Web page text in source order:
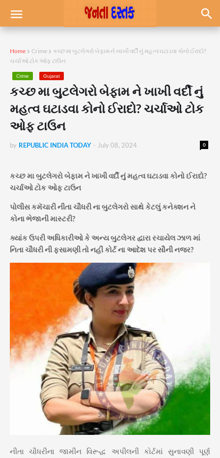
Home Crime
કચ્છ મા બુટલેગરો બેફામ ને ખાખી વર્દી નું મહત્વ ઘટાડવા કોનો ઈરાદો?
ચર્ચાઓ ટોક ઓફ ટાઉન
Crime Gujarat
કચ્છ મા બુટલેગરો બેફામ ને ખાખી વર્દી નું
મહત્વ ઘટાડવા કોનો ઈરાદો? ચર્ચાઓ ટોક
ઓફ ટાઉન
by REPUBLIC INDIA TODAY 0
- July 08, 2024
કચ્છ મા બુટલેગરો બેફામ ને ખાખી વર્દી નું મહત્વ ઘટાડવા કોનો ઈરાદો?
ચર્ચાઓ ટોક ઓફ ટાઉન
પોલીસ કમૅચારી નીતા ચૌધરી ના બુટલેગરો સાથે કેટલું કનેક્શન ને
કોના ભેજાની માસ્ટરી?
ક્યાંક ઉપરી અધિકારીઓ કે અન્ય બુટલેગર દ્વારા રચાયેલ ઝાળ માં
નિતા ચૌધરી ની ફસામણી તો નહીં કોર્ટ ના આદેશ પર સૌની નજર?
નીતા ચૌધરીના જામીન વિરૂદ્ધ અપીલની કોર્ટમાં સુનાવણી પૂર્ણ